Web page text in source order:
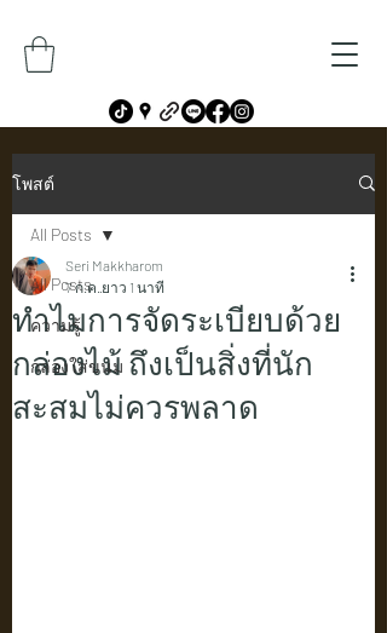
โพสต์
All Posts
ความรู้
กล่องใส่ขนม
All Posts
ทำไมการจัดระเบียบด้วย
กล่องไม้ ถึงเป็นสิ่งที่นัก
สะสมไม่ควรพลาด
Seri Makkharom
7 ก.ค. ยาว 1 นาที